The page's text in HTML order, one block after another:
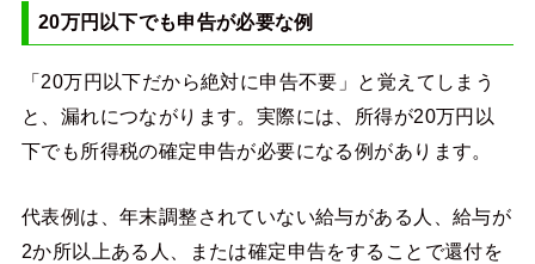
20万円以下でも申告が必要な例
「20万円以下だから絶対に申告不要」と覚えてしまう
と、漏れにつながります。実際には、所得が20万円以
下でも所得税の確定申告が必要になる例があります。
代表例は、年末調整されていない給与がある人、給与が
2か所以上ある人、または確定申告をすることで還付を